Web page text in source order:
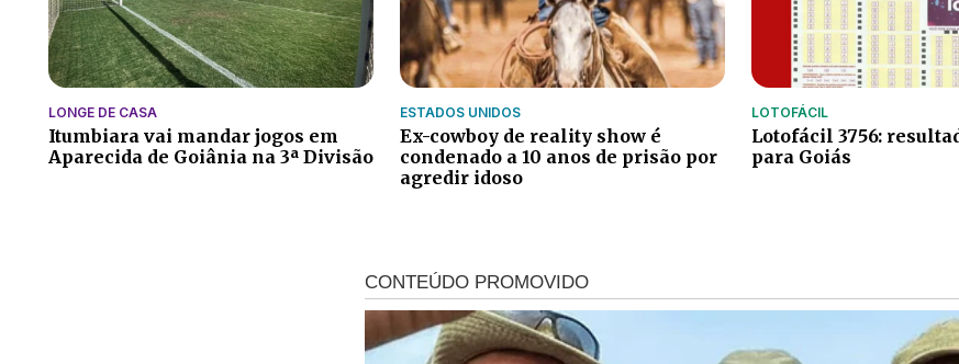
LONGE DE CASA
Itumbiara vai mandar jogos em
Aparecida de Goiânia na 3ª Divisão
ESTADOS UNIDOS
Ex-cowboy de reality show é
condenado a 10 anos de prisão por
agredir idoso
LOTOFÁCIL
Lotofácil 3756:
para Goiás